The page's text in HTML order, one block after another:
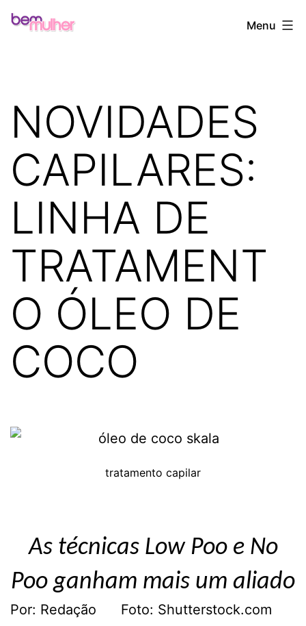
Pular
Bem
Menu
NOVIDADES
CAPILARES:
LINHA DE
TRATAMENT
O ÓLEO DE
COCO
tratamento capilar
As técnicas Low Poo e No
Poo ganham mais um aliado
Por: Redação Foto: Shutterstock.com